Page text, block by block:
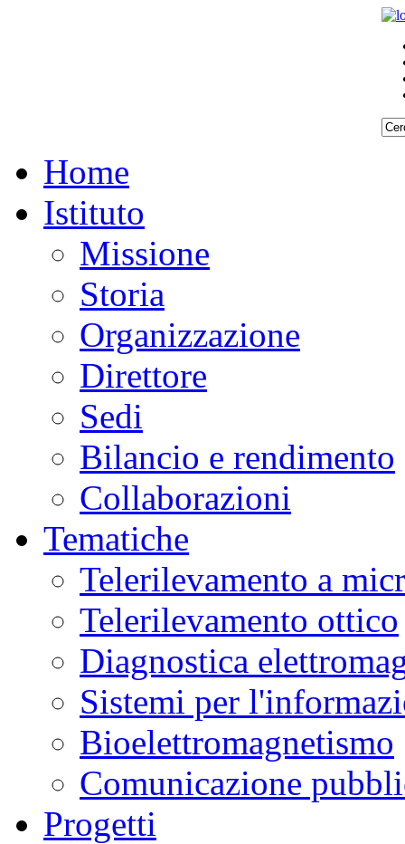
Home
Istituto
Missione
Storia
Organizzazione
Direttore
Sedi
Bilancio e rendimento
Collaborazioni
Tematiche
Telerilevamento a
Telerilevamento ottico
Diagnostica
Sistemi per
Bioelettromagnetismo
Comunicazione
Progetti